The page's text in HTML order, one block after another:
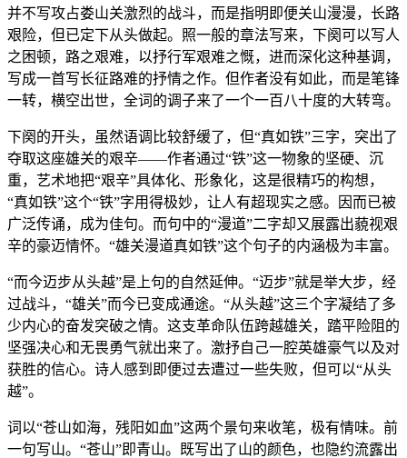
并不写攻占娄山关激烈的战斗，而是指明即便关山漫漫，长路
艰险，但已定下从头做起。照一般的章法写来，下阕可以写人
之困顿，路之艰难，以抒行军艰难之慨，进而深化这种基调，
写成一首写长征路难的抒情之作。但作者没有如此，而是笔锋
一转，横空出世，全词的调子来了一个一百八十度的大转弯。
下阕的开头，虽然语调比较舒缓了，但“真如铁”三字，突出了
夺取这座雄关的艰辛——作者通过“铁”这一物象的坚硬、沉
重，艺术地把“艰辛”具体化、形象化，这是很精巧的构想，
“真如铁”这个“铁”字用得极妙，让人有超现实之感。因而已被
广泛传诵，成为佳句。而句中的“漫道”二字却又展露出藐视艰
辛的豪迈情怀。“雄关漫道真如铁”这个句子的内涵极为丰富。
“而今迈步从头越”是上句的自然延伸。“迈步”就是举大步，经
过战斗，“雄关”而今已变成通途。“从头越”这三个字凝结了多
少内心的奋发突破之情。这支革命队伍跨越雄关，踏平险阻的
坚强决心和无畏勇气就出来了。激抒自己一腔英雄豪气以及对
获胜的信心。诗人感到即便过去遭过一些失败，但可以“从头
越”。
词以“苍山如海，残阳如血”这两个景句来收笔，极有情味。前
一句写山。“苍山”即青山。既写出了山的颜色，也隐约流露出